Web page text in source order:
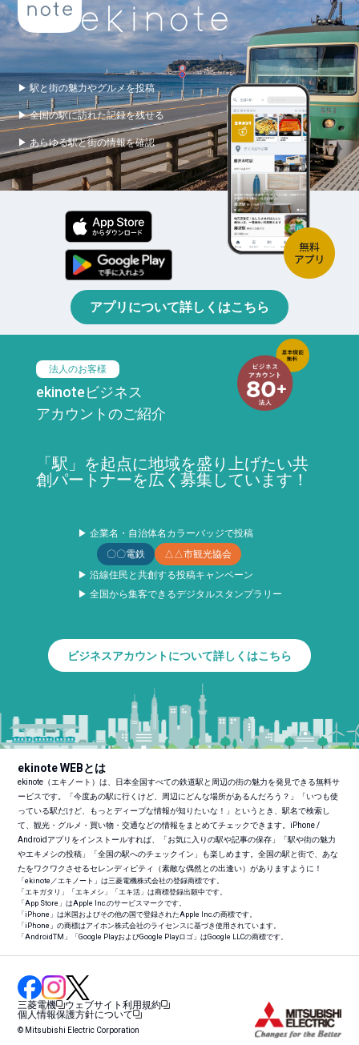
▶ 駅と街の魅力やグルメを投稿
▶ 全国の駅に訪れた記録を残せる
▶ あらゆる駅と街の情報を確認
アプリについて詳しくはこちら
法人のお客様
ekinoteビジネス
アカウントのご紹介
「駅」を起点に地域を盛り上げたい共
創パートナーを広く募集しています！
▶ 企業名・自治体名カラーバッジで投稿
〇〇電鉄
△△市観光協会
▶ 沿線住民と共創する投稿キャンペーン
▶ 全国から集客できるデジタルスタンプラリー
ビジネスアカウントについて詳しくはこちら
ekinote WEBとは
ekinote（エキノート）は、日本全国すべての鉄道駅と周辺の街の魅力を発見できる無料サ
ービスです。「今度あの駅に行くけど、周辺にどんな場所があるんだろう？」「いつも使
っている駅だけど、もっとディープな情報が知りたいな！」というとき、駅名で検索し
て、観光・グルメ・買い物・交通などの情報をまとめてチェックできます。iPhone /
Androidアプリをインストールすれば、「お気に入りの駅や記事の保存」「駅や街の魅力
やエキメシの投稿」「全国の駅へのチェックイン」も楽しめます。全国の駅と街で、あな
たをワクワクさせるセレンディピティ（素敵な偶然との出逢い）がありますように！
「ekinote／エキノート」は三菱電機株式会社の登録商標です。
「エキガタリ」「エキメシ」「エキ活」は商標登録出願中です。
「App Store」はApple Inc.のサービスマークです。
「iPhone」は米国およびその他の国で登録されたApple Inc.の商標です。
「iPhone」の商標はアイホン株式会社のライセンスに基づき使用されています。
「AndroidTM 」「Google PlayおよびGoogle Playロゴ」はGoogle LLCの商標です。
三菱電機
ウェブサイト利用規約
個人情報保護方針について
© Mitsubishi Electric Corporation